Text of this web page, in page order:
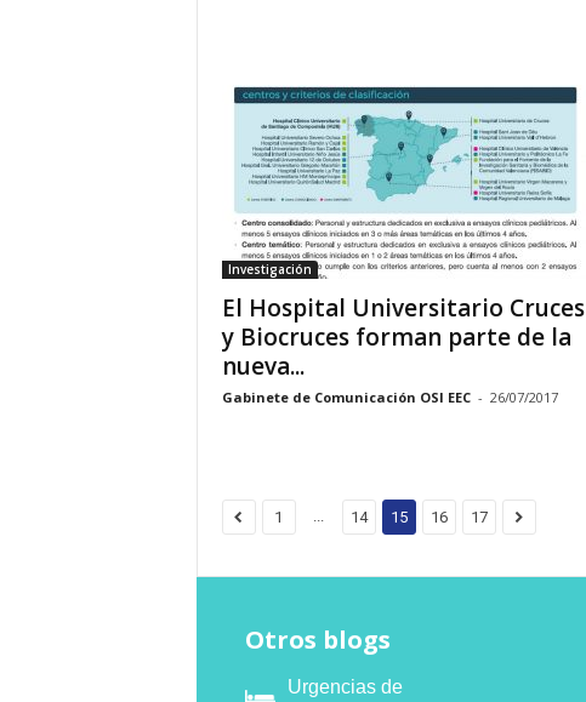
Investigación
El Hospital Universitario Cruces
y Biocruces forman parte de la
nueva...
Gabinete de Comunicación OSI EEC - 26/07/2017
1 ... 14 15 16 17
Otros blogs
Urgencias de